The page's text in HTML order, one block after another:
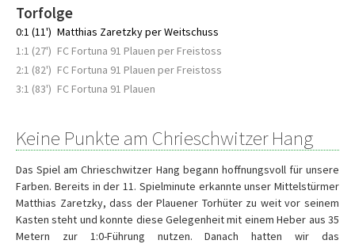
Torfolge
0:1 (11') Matthias Zaretzky per Weitschuss
1:1 (27') FC Fortuna 91 Plauen per Freistoss
2:1 (82') FC Fortuna 91 Plauen per Freistoss
3:1 (83') FC Fortuna 91 Plauen
Keine Punkte am Chrieschwitzer Hang
Das Spiel am Chrieschwitzer Hang begann hoffnungsvoll für unsere
Farben. Bereits in der 11. Spielminute erkannte unser Mittelstürmer
Matthias Zaretzky, dass der Plauener Torhüter zu weit vor seinem
Kasten steht und konnte diese Gelegenheit mit einem Heber aus 35
Metern zur 1:0-Führung nutzen. Danach hatten wir das